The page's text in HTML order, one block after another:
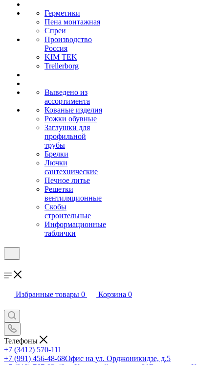
Герметики
Пена монтажная
Спреи
Производство
Россия
KIM TEK
Trellerborg
Выведено из
ассортимента
Кованые изделия
Рожки обувные
Заглушки для
профильной
трубы
Брелки
Лючки
сантехнические
Печное литье
Решетки
вентиляционные
Скобы
строительные
Информационные
таблички
Избранные товары 0 Корзина 0
Телефоны
+7 (3412) 570-111
+7 (991) 456-48-68Офис на ул. Орджоникидзе, д.5